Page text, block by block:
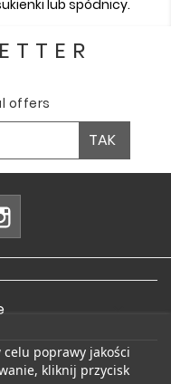
lub spódnicy.
offers

poprawy jakości
kliknij przycisk